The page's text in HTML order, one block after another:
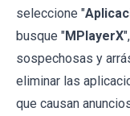
seleccione "
busque "MPlayerX
sospechosas y
eliminar las
que causan